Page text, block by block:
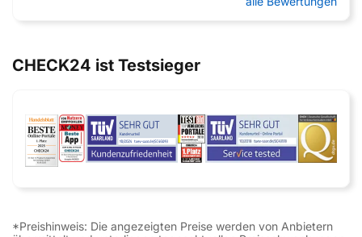
CHECK24 ist Testsieger
*Preishinweis: Die angezeigten Preise werden von Anbietern